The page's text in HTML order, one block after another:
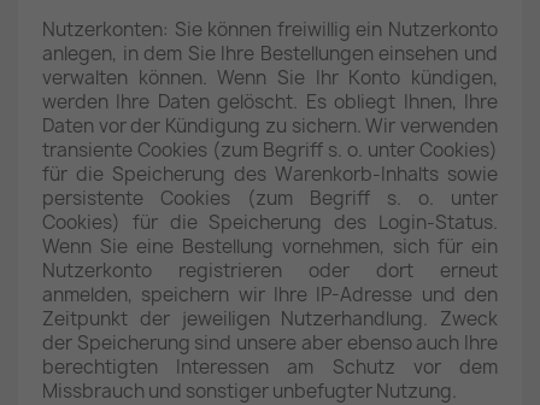
Nutzerkonten: Sie können freiwillig ein Nutzerkonto
anlegen, in dem Sie Ihre Bestellungen einsehen und
verwalten können. Wenn Sie Ihr Konto kündigen,
werden Ihre Daten gelöscht. Es obliegt Ihnen, Ihre
Daten vor der Kündigung zu sichern. Wir verwenden
transiente Cookies (zum Begriff s. o. unter Cookies)
für die Speicherung des Warenkorb-Inhalts sowie
persistente Cookies (zum Begriff s. o. unter
Cookies) für die Speicherung des Login-Status.
Wenn Sie eine Bestellung vornehmen, sich für ein
Nutzerkonto registrieren oder dort erneut
anmelden, speichern wir Ihre IP-Adresse und den
Zeitpunkt der jeweiligen Nutzerhandlung. Zweck
der Speicherung sind unsere aber ebenso auch Ihre
berechtigten Interessen am Schutz vor dem
Missbrauch und sonstiger unbefugter Nutzung.